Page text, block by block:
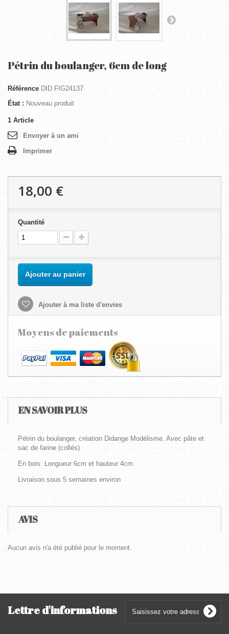
Pétrin du boulanger, 6cm de long
Référence DID FIG24137
État : Nouveau produit
1 Article
Envoyer à un ami
Imprimer
18,00 €
Quantité
Ajouter au panier
Ajouter à ma liste d'envies
Moyens de paiements
EN SAVOIR PLUS
Pétrin du boulanger, création Didange Modélisme. Avec pâte et
sac de farine (collés)
En bois. Longueur 6cm et hauteur 4cm.
Livraison sous 5 semaines environ
AVIS
Aucun avis n'a été publié pour le moment.
Lettre d'informations